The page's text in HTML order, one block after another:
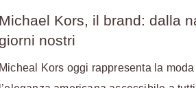
Michael Kors, il brand: dalla
giorni nostri
Micheal Kors oggi rappresenta la moda